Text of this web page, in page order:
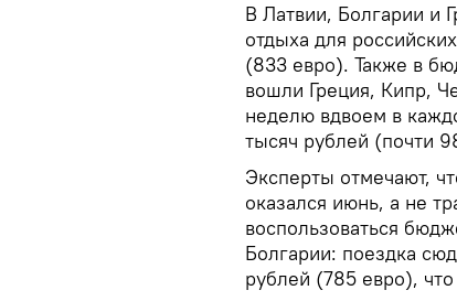
В Латвии, Болгарии и
отдыха для
(833 евро). Также в
вошли Греция, Кипр,
неделю вдвоем в
тысяч рублей (почти
Эксперты отмечают,
оказался июнь, а не
воспользоваться
Болгарии: поездка
рублей (785 евро),